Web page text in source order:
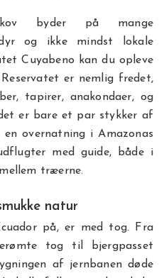
byder på mange
og ikke mindst lokale
Cuyabeno kan du opleve
er nemlig fredet,
tapirer, anakondaer, og
er bare et par stykker af
overnatning i Amazonas
med guide, både i
træerne.
natur
på, er med tog. Fra
tog til bjergpasset
af jernbanen døde